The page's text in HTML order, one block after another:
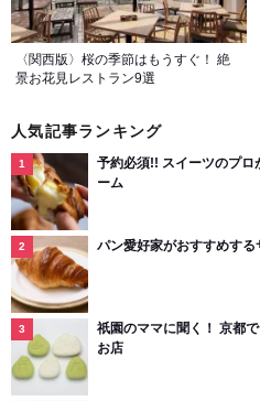
〈関西版〉桜の季節はもうすぐ！ 絶
景お花見レストラン9選
人気記事ランキング
予約必須!! スイーツのプロ
ーム
パン愛好家がおすすめす
祇園のママに聞く！ 京都
お店